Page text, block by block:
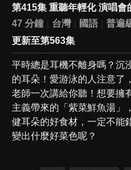
第415集 重聽年輕化 演唱會
47 分鐘
台灣 國語
普遍
更新至第563集
平時總是耳機不離身嗎？沉
的耳朵！愛游泳的人注意了
老師一次講給你聽！想要擁
主義帶來的「紫菜鮮魚湯」
健耳朵的好食材，一定不能
變出什麼好菜色呢？